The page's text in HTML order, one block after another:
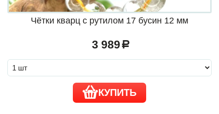
Чётки кварц с рутилом 17 бусин 12 мм
3 989 a
КУПИТЬ